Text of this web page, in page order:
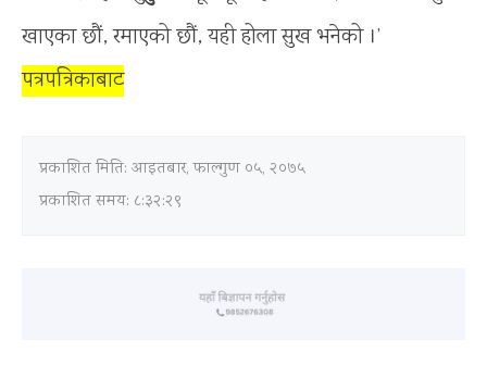
खाएका छौं, रमाएको छौं, यही होला सुख भनेको ।’
पत्रपत्रिकाबाट
प्रकाशित मिति: आइतबार, फाल्गुण ०५, २०७५
प्रकाशित समय: ८:३२:२९